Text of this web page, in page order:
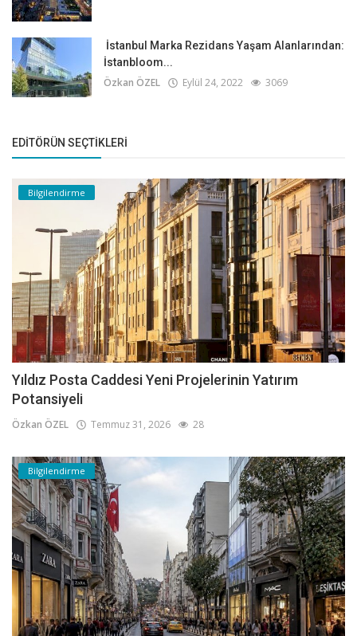
İstanbul Marka Rezidans Yaşam Alanlarından:
İstanbloom...
Özkan ÖZEL Eylül 24, 2022 3069
EDITÖRÜN SEÇTIKLERI
Bilgilendirme
Yıldız Posta Caddesi Yeni Projelerinin Yatırım
Potansiyeli
Özkan ÖZEL Temmuz 31, 2026 28
Bilgilendirme